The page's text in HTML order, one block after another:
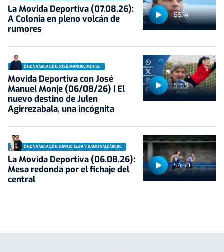
55:14
La Movida Deportiva (07.08.26):
A Colonia en pleno volcán de
rumores
51:59
ONDA VASCA CON JOSÉ MANUEL MONJE
Movida Deportiva con José
Manuel Monje (06/08/26) | El
nuevo destino de Julen
Agirrezabala, una incógnita
54:50
ONDA VASCA CON JUANJO LUSA Y SAMU VALCÁRCEL
La Movida Deportiva (06.08.26):
Mesa redonda por el fichaje del
central